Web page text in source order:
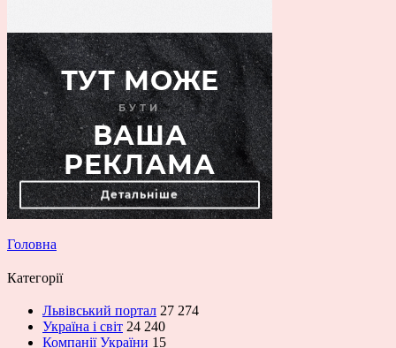
Головна
Категорії
Львівський портал 27 274
Україна і світ 24 240
Компанії України 15